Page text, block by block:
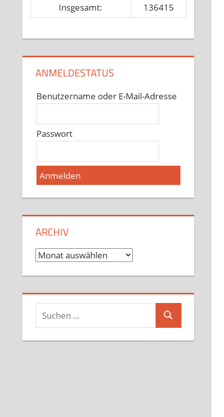
Insgesamt:
136415
ANMELDESTATUS
Benutzername oder E-Mail-Adresse
Passwort
ARCHIV
Archiv
Suchen
nach:
Suchen